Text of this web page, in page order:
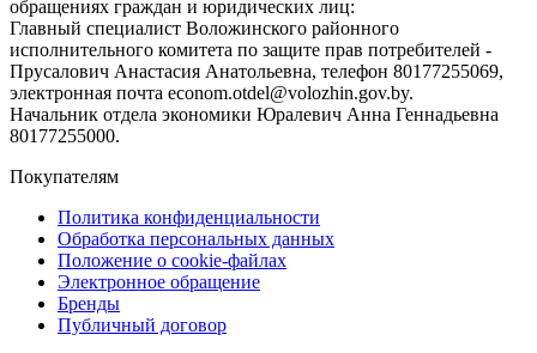
обращениях граждан и юридических лиц:
Главный специалист Воложинского районного
исполнительного комитета по защите прав потребителей -
Прусалович Анастасия Анатольевна, телефон 80177255069,
электронная почта econom.otdel@volozhin.gov.by.
Начальник отдела экономики Юралевич Анна Геннадьевна
80177255000.
Покупателям
Политика конфиденциальности
Обработка персональных данных
Положение о cookie-файлах
Электронное обращение
Бренды
Публичный договор